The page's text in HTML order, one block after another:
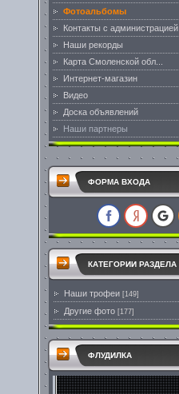
Фотоальбомы
Контакты с администрацией
Наши рекорды
Карта Смоленской обл...
Интернет-магазин
Видео
Доска объявлений
Наши партнеры
ФОРМА ВХОДА
КАТЕГОРИИ РАЗДЕЛА
Наши трофеи [149]
Другие фото [177]
ФЛУДИЛКА